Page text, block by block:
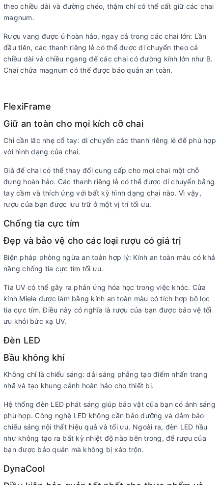
theo chiều dài và đường chéo, thậm chí có thể cất giữ các chai
magnum.
Rượu vang được ủ hoàn hảo, ngay cả trong các chai lớn: Lần
đầu tiên, các thanh riêng lẻ có thể được di chuyển theo cả
chiều dài và chiều ngang để các chai có đường kính lớn như B.
Chai chứa magnum có thể được bảo quản an toàn.
FlexiFrame
Giữ an toàn cho mọi kích cỡ chai
Chỉ cần lắc nhẹ cổ tay: di chuyển các thanh riêng lẻ để phù hợp
với hình dạng của chai.
Giá để chai có thể thay đổi cung cấp cho mọi chai một chỗ
đựng hoàn hảo. Các thanh riêng lẻ có thể được di chuyển bằng
tay cầm và thích ứng với bất kỳ hình dạng chai nào. Vì vậy,
rượu của bạn được lưu trữ ở một vị trí tối ưu.
Chống tia cực tím
Đẹp và bảo vệ cho các loại rượu có giá trị
Biện pháp phòng ngừa an toàn hợp lý: Kính an toàn màu có khả
năng chống tia cực tím tối ưu.
Tia UV có thể gây ra phản ứng hóa học trong việc khóc. Cửa
kính Miele được làm bằng kính an toàn màu có tích hợp bộ lọc
tia cực tím. Điều này có nghĩa là rượu của bạn được bảo vệ tối
ưu khỏi bức xạ UV.
Đèn LED
Bầu không khí
Không chỉ là chiếu sáng: dải sáng phẳng tạo điểm nhấn trang
nhã và tạo khung cảnh hoàn hảo cho thiết bị.
Hệ thống đèn LED phát sáng giúp bảo vật của bạn có ánh sáng
phù hợp. Công nghệ LED không cần bảo dưỡng và đảm bảo
chiếu sáng nội thất hiệu quả và tối ưu. Ngoài ra, đèn LED hầu
như không tạo ra bất kỳ nhiệt độ nào bên trong, để rượu của
bạn được bảo quản mà không bị xáo trộn.
DynaCool